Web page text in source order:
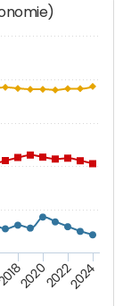
202020222024